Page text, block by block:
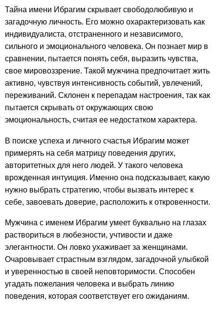
Тайна имени Ибрагим скрывает свободолюбивую и
загадочную личность. Его можно охарактеризовать как
индивидуалиста, отстраненного и независимого,
сильного и эмоционального человека. Он познает мир в
сравнении, пытается понять себя, выразить чувства,
свое мировоззрение. Такой мужчина предпочитает жить
активно, чувствуя интенсивность событий, увлечений,
переживаний. Склонен к перепадам настроения, так как
пытается скрывать от окружающих свою
эмоциональность, считая ее недостатком характера.
В поиске успеха и личного счастья Ибрагим может
примерять на себя матрицу поведения других,
авторитетных для него людей. У такого человека
врожденная интуиция. Именно она подсказывает, какую
нужно выбрать стратегию, чтобы вызвать интерес к
себе, завоевать доверие, расположить к откровенности.
Мужчина с именем Ибрагим умеет буквально на глазах
раствориться в любезности, учтивости и даже
элегантности. Он ловко ухаживает за женщинами.
Очаровывает страстным взглядом, загадочной улыбкой
и уверенностью в своей неповторимости. Способен
угадать пожелания человека и выбрать линию
поведения, которая соответствует его ожиданиям.